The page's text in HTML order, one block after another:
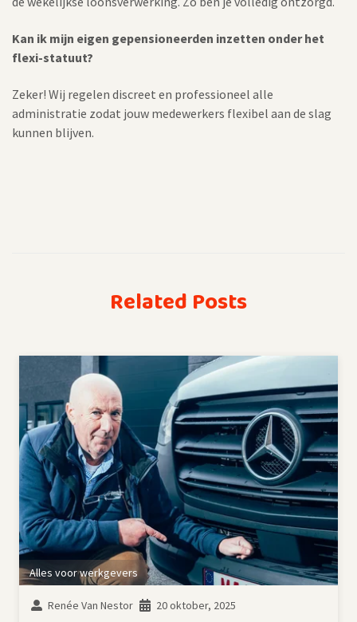
Kan ik mijn eigen gepensioneerden inzetten onder het
flexi-statuut?
Zeker! Wij regelen discreet en professioneel alle
administratie zodat jouw medewerkers flexibel aan de slag
kunnen blijven.
Related Posts
Alles voor werkgevers
Renée Van Nestor 20 oktober, 2025